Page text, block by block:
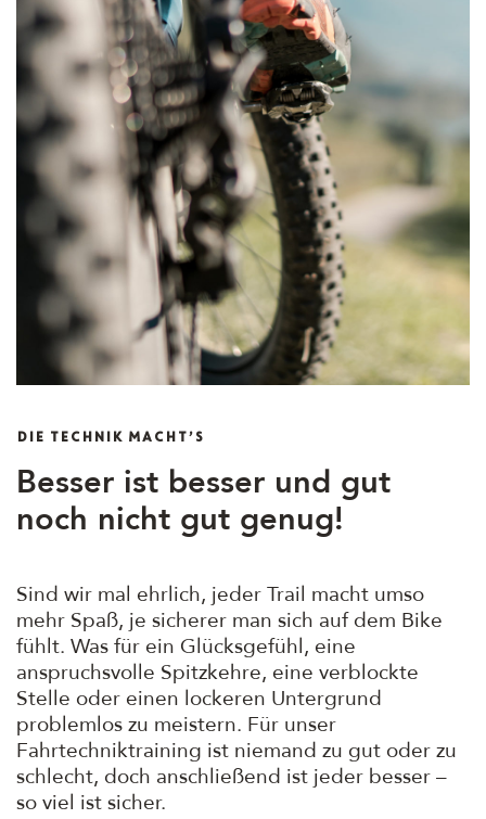
DIE TECHNIK MACHT’S
Besser ist besser und gut
noch nicht gut genug!
Sind wir mal ehrlich, jeder Trail macht umso
mehr Spaß, je sicherer man sich auf dem Bike
fühlt. Was für ein Glücksgefühl, eine
anspruchsvolle Spitzkehre, eine verblockte
Stelle oder einen lockeren Untergrund
problemlos zu meistern. Für unser
Fahrtechniktraining ist niemand zu gut oder zu
schlecht, doch anschließend ist jeder besser –
so viel ist sicher.